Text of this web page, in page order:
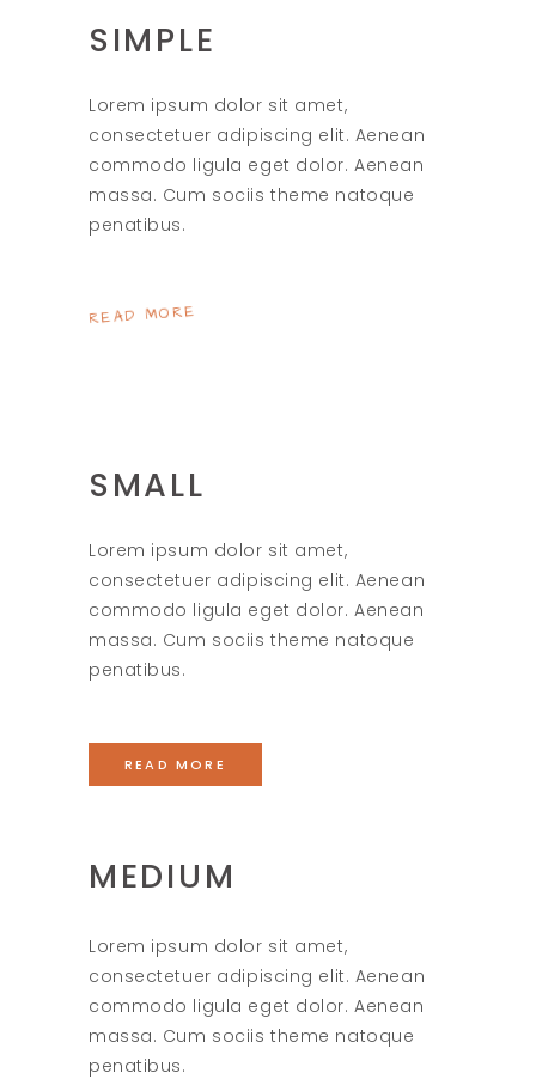
SIMPLE
Lorem ipsum dolor sit amet,
consectetuer adipiscing elit. Aenean
commodo ligula eget dolor. Aenean
massa. Cum sociis theme natoque
penatibus.
READ MORE
SMALL
Lorem ipsum dolor sit amet,
consectetuer adipiscing elit. Aenean
commodo ligula eget dolor. Aenean
massa. Cum sociis theme natoque
penatibus.
READ MORE
MEDIUM
Lorem ipsum dolor sit amet,
consectetuer adipiscing elit. Aenean
commodo ligula eget dolor. Aenean
massa. Cum sociis theme natoque
penatibus.